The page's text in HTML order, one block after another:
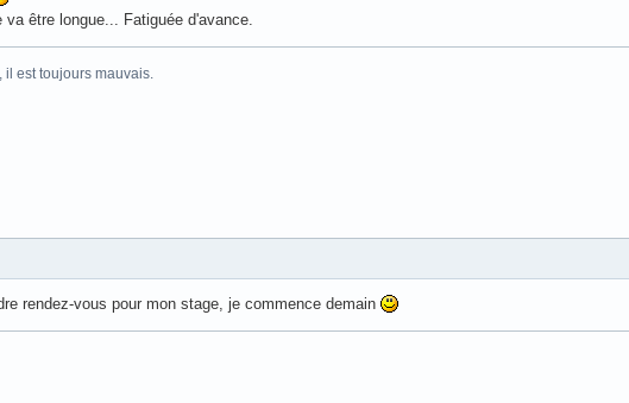
être longue... Fatiguée d'avance.
il est toujours mauvais.
rendez-vous pour mon stage, je commence demain